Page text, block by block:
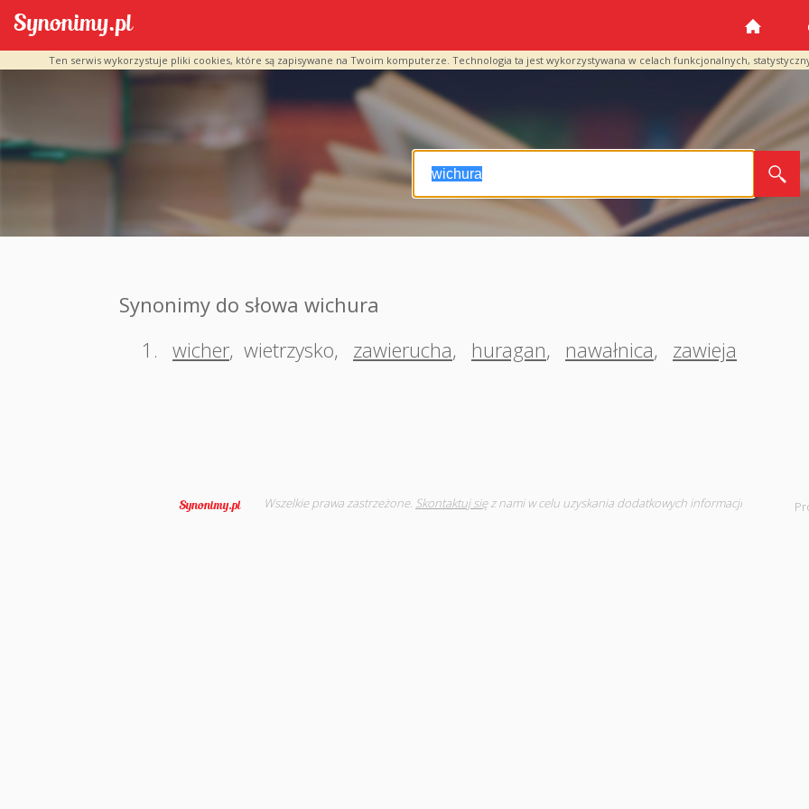
Ten serwis wykorzystuje pliki cookies, które są zapisywane na Twoim komputerze. Technologia ta jest wykorzystywana w celach funkcjonalnych,
Synonimy do słowa wichura
1. wicher, wietrzysko, zawierucha, huragan, nawałnica, zawieja
Wszelkie prawa zastrzeżone. Skontaktuj sięz nami w celu uzyskania dodatkowych informacji